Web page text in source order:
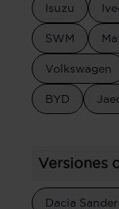
Isuzu
SWM
Volkswagen
BYD
Versiones
Dacia